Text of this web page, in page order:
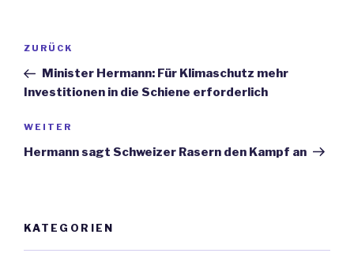
Beitrags-
Vorheriger
Beitrag
ZURÜCK
Minister Hermann: Für Klimaschutz mehr
Investitionen in die Schiene erforderlich
Nächster
Beitrag
WEITER
Hermann sagt Schweizer Rasern den Kampf an
KATEGORIEN